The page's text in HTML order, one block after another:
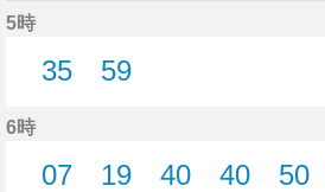
5時
35
59
6時
07
19
40
40
50